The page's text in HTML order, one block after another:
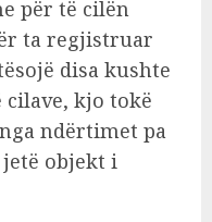
për të cilën
ta regjistruar
disa kushte
cilave, kjo tokë
ndërtimet pa
jetë objekt i